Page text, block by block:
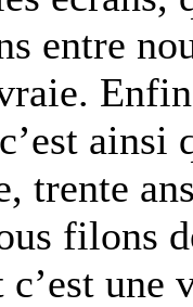
entre
ainsi
trente
filons
une